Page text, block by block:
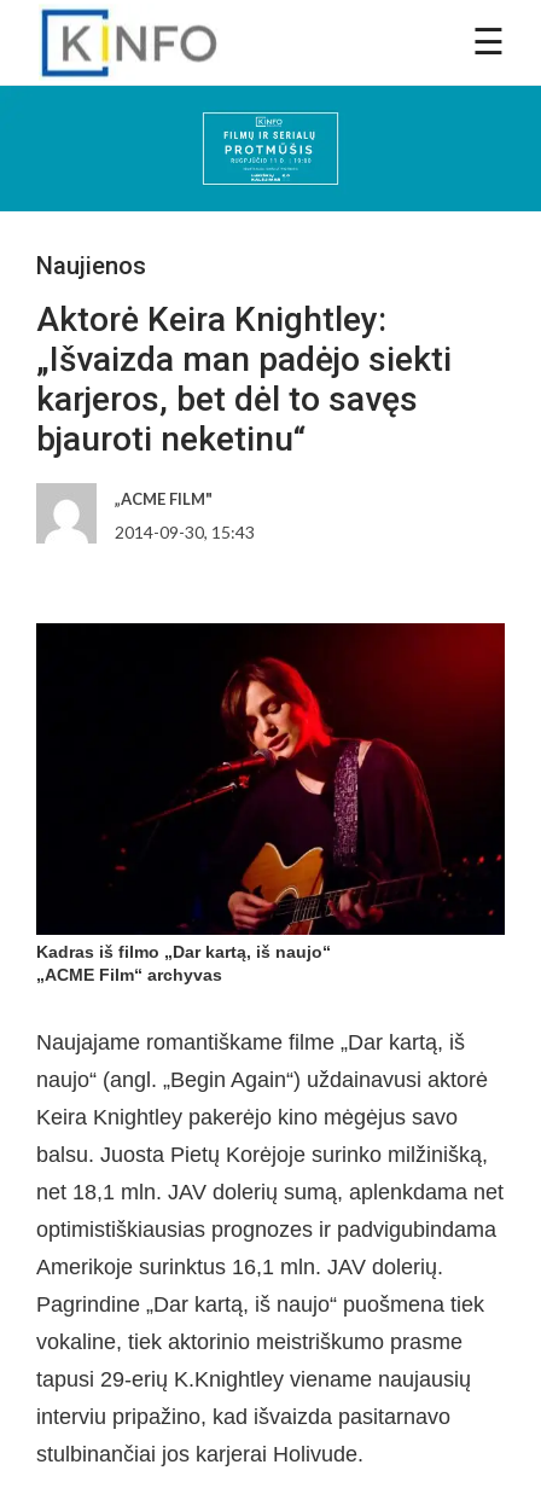
Naujienos
Aktorė Keira Knightley:
„Išvaizda man padėjo siekti
karjeros, bet dėl to savęs
bjauroti neketinu“
„ACME FILM"
2014-09-30, 15:43
Kadras iš filmo „Dar kartą, iš naujo“
„ACME Film“ archyvas
Naujajame romantiškame filme „Dar kartą, iš
naujo“ (angl. „Begin Again“) uždainavusi aktorė
Keira Knightley pakerėjo kino mėgėjus savo
balsu. Juosta Pietų Korėjoje surinko milžinišką,
net 18,1 mln. JAV dolerių sumą, aplenkdama net
optimistiškiausias prognozes ir padvigubindama
Amerikoje surinktus 16,1 mln. JAV dolerių.
Pagrindine „Dar kartą, iš naujo“ puošmena tiek
vokaline, tiek aktorinio meistriškumo prasme
tapusi 29-erių K.Knightley viename naujausių
interviu pripažino, kad išvaizda pasitarnavo
stulbinančiai jos karjerai Holivude.